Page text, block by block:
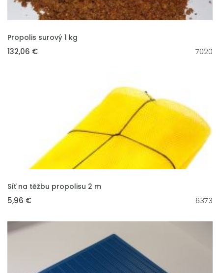
VLOŽIT DO KOŠÍKU
Propolis surový 1 kg
132,06 € 7020
VLOŽIT DO KOŠÍKU
Síť na těžbu propolisu 2 m
5,96 € 6373